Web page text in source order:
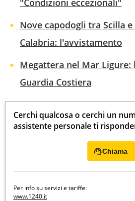
Nove capodogli tra Scilla e
Calabria: l'avvistamento
Megattera nel Mar Ligure:
Guardia Costiera
Cerchi qualcosa o cerchi un
assistente personale ti
Chiama
Per info su servizi e tariffe:
www.1240.it